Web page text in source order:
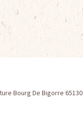
Bourg De Bigorre 65130